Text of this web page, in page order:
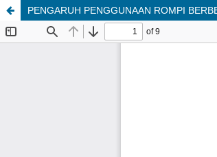
PENGARUH PENGGUNAAN ROMPI